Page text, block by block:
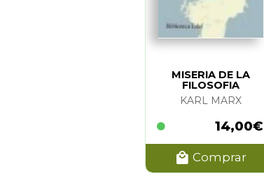
MISERIA DE LA
FILOSOFIA
KARL MARX
14,00€
Comprar